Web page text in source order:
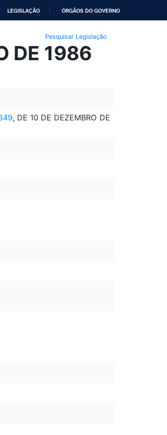
LEGISLAÇÃO ÓRGÃOS DO GOVERNO
Pesquisar Legislação
DE 1986
, DE 10 DE DEZEMBRO DE